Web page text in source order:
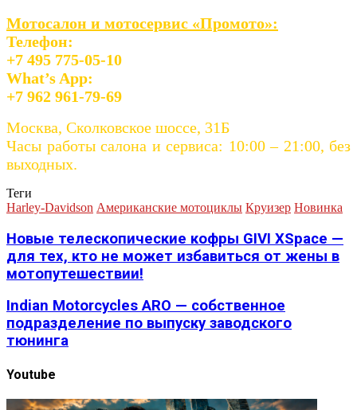
Мотосалон и мотосервис «Промото»:
Телефон:
+7 495 775-05-10
What’s App:
+7 962 961-79-69
Москва, Сколковское шоссе, 31Б
Часы работы салона и сервиса: 10:00 – 21:00, без
выходных.
Теги
Harley-Davidson Американские мотоциклы Круизер Новинка
Новые телескопические кофры GIVI XSpace —
для тех, кто не может избавиться от жены в
мотопутешествии!
Indian Motorcycles ARO — собственное
подразделение по выпуску заводского
тюнинга
Youtube